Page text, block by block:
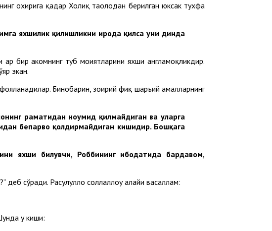
охирига қадар Холиқ таолодан берилган юксак тухфа
яхшилик қилишликни ирода қилса уни динда
бир аҳкомнинг туб моҳиятларини яхши англамоқликдир.
экан.
Бинобарин, зоҳирий фиқҳ шаръий амалларнинг
раҳматидан ноумид қилмайдиган ва уларга
бепарво қолдирмайдиган кишидир. Бошқага
яхши билувчи, Роббининг ибодатида бардавом,
сўради. Расулуллоҳ соллаллоҳу алайҳи васаллам:
у киши: